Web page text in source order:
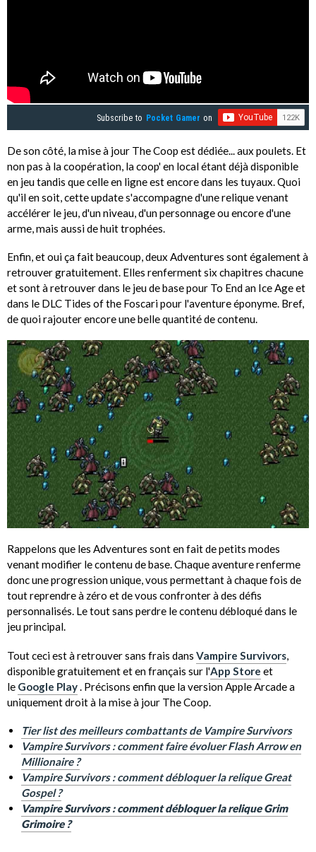
Subscribe to Pocket Gamer on
De son côté, la mise à jour The Coop est dédiée... aux poulets. Et
non pas à la coopération, la coop' en local étant déjà disponible
en jeu tandis que celle en ligne est encore dans les tuyaux. Quoi
qu'il en soit, cette update s'accompagne d'une relique venant
accélérer le jeu, d'un niveau, d'un personnage ou encore d'une
arme, mais aussi de huit trophées.
Enfin, et oui ça fait beaucoup, deux Adventures sont également à
retrouver gratuitement. Elles renferment six chapitres chacune
et sont à retrouver dans le jeu de base pour To End an Ice Age et
dans le DLC Tides of the Foscari pour l'aventure éponyme. Bref,
de quoi rajouter encore une belle quantité de contenu.
Rappelons que les Adventures sont en fait de petits modes
venant modifier le contenu de base. Chaque aventure renferme
donc une progression unique, vous permettant à chaque fois de
tout reprendre à zéro et de vous confronter à des défis
personnalisés. Le tout sans perdre le contenu débloqué dans le
jeu principal.
Tout ceci est à retrouver sans frais dans Vampire Survivors,
disponible gratuitement et en français sur l'App Store et
le Google Play. Précisons enfin que la version Apple Arcade a
uniquement droit à la mise à jour The Coop.
Tier list des meilleurs combattants de Vampire Survivors
Vampire Survivors : comment faire évoluer Flash Arrow en
Millionaire ?
Vampire Survivors : comment débloquer la relique Great
Gospel ?
Vampire Survivors : comment débloquer la relique Grim
Grimoire ?